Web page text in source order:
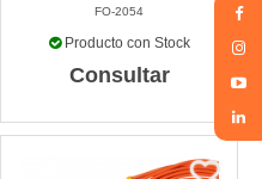
FO-2054
Producto con Stock
Consultar